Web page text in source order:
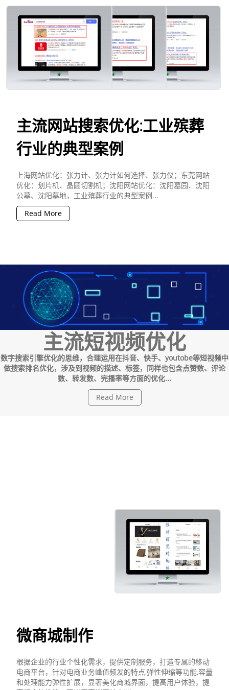
主流网站搜索优化:工业殡葬
行业的典型案例
上海网站优化：张力计、张力计如何选择、张力仪；东莞网站
优化：划片机、晶圆切割机；沈阳网站优化：沈阳墓园、沈阳
公墓、沈阳墓地，工业殡葬行业的典型案例...
Read More
主流短视频优化
数字搜索引擎优化的思维，合理运用在抖音、快手、youtobe等短视频中
做搜索排名优化，涉及到视频的描述、标签，同样也包含点赞数、评论
数、转发数、完播率等方面的优化...
Read More
微商城制作
根据企业的行业个性化需求，提供定制服务，打造专属的移动
电商平台，针对电商业务峰值频发的特点,弹性伸缩等功能,容量
和处理能力弹性扩展，显著美化商城界面，提高用户体验，提